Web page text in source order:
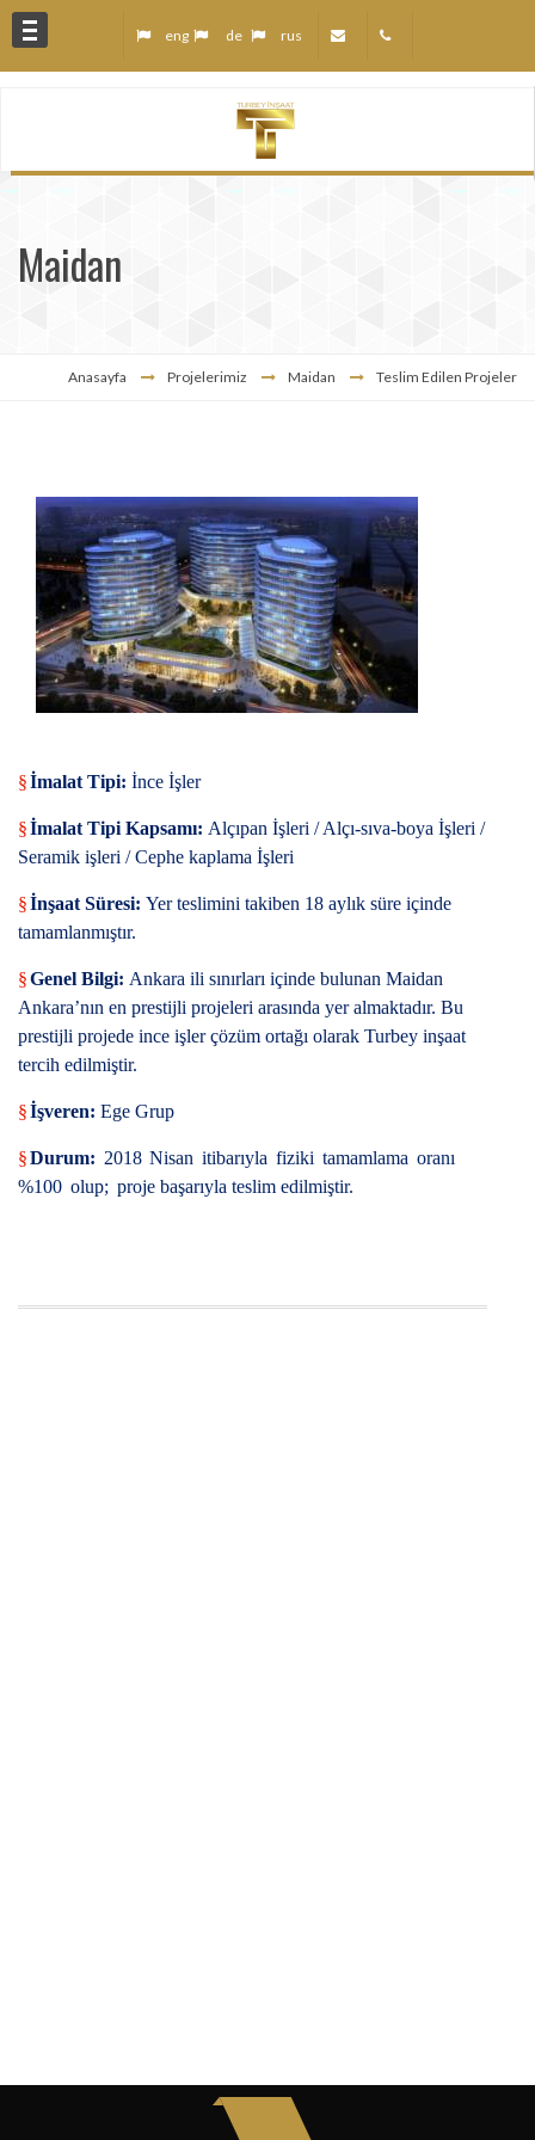
eng de rus
Maidan
Anasayfa Projelerimiz Maidan Teslim Edilen Projeler
§İmalat Tipi: İnce İşler
§İmalat Tipi Kapsamı: Alçıpan İşleri / Alçı-sıva-boya İşleri /
Seramik işleri / Cephe kaplama İşleri
§İnşaat Süresi: Yer teslimini takiben 18 aylık süre içinde
tamamlanmıştır.
§Genel Bilgi: Ankara ili sınırları içinde bulunan Maidan
Ankara’nın en prestijli projeleri arasında yer almaktadır. Bu
prestijli projede ince işler çözüm ortağı olarak Turbey inşaat
tercih edilmiştir.
§İşveren: Ege Grup
§Durum: 2018 Nisan itibarıyla fiziki tamamlama oranı
%100 olup; proje başarıyla teslim edilmiştir.